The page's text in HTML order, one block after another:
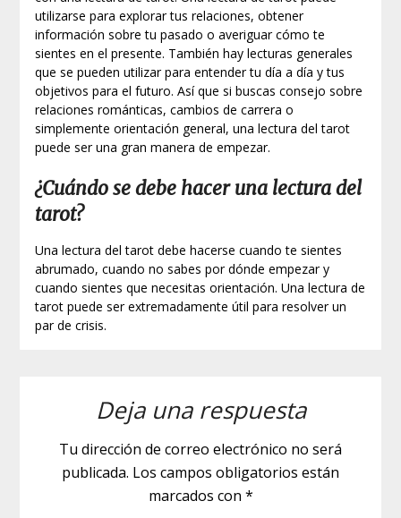
utilizarse para explorar tus relaciones, obtener
información sobre tu pasado o averiguar cómo te
sientes en el presente. También hay lecturas generales
que se pueden utilizar para entender tu día a día y tus
objetivos para el futuro. Así que si buscas consejo sobre
relaciones románticas, cambios de carrera o
simplemente orientación general, una lectura del tarot
puede ser una gran manera de empezar.
¿Cuándo se debe hacer una lectura del
tarot?
Una lectura del tarot debe hacerse cuando te sientes
abrumado, cuando no sabes por dónde empezar y
cuando sientes que necesitas orientación. Una lectura de
tarot puede ser extremadamente útil para resolver un
par de crisis.
Deja una respuesta
Tu dirección de correo electrónico no será
publicada. Los campos obligatorios están
marcados con *